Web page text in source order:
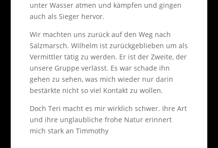
unter Wasser atmen und kämpfen und gingen
auch als Sieger hervor.
Wir machten uns zurück auf den Weg nach
Salzmarsch. Wilhelm ist zurückgeblieben um als
Vermittler tätig zu werden. Er ist der Zweite, der
unsere Gruppe verlässt. Es war schade ihn
gehen zu sehen, was mich wieder nur darin
bestärkte nicht so viel Kontakt zu wollen.
Doch Teri macht es mir wirklich schwer. Ihre Art
und ihre unglaubliche frohe Natur erinnert
mich stark an Timmothy